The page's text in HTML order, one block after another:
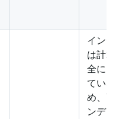
イン
は計
全に
てい
め、
ンデ